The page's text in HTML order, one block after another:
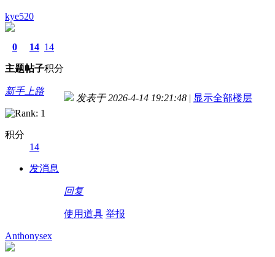
kye520
0
主题
14
帖子
14
积分
新手上路
积分
14
发消息
发表于 2026-4-14 19:21:48 | 显示全部楼层
回复
使用道具 举报
Anthonysex